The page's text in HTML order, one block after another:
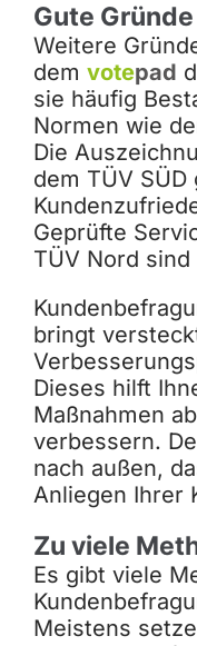
Gute
Weitere
dem votepad
sie häufig
Normen wie
Die
dem TÜV SÜD
Geprüfte
TÜV Nord sind
bringt
Dieses hilft
Maßnahmen
verbessern.
nach außen,
Anliegen Ihrer
Zu viele
Es gibt viele
Meistens